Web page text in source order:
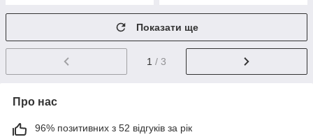
Показати ще
1 / 3
Про нас
96% позитивних з 52 відгуків за рік